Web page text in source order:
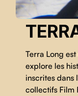
Terra Long
explore les
inscrites dans
collectifs Film